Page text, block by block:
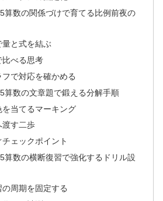
算数の関係づけで育てる比例前夜の
と式を結ぶ
べる思考
で対応を確かめる
算数の文章題で鍛える分解手順
当てるマーキング
渡す二歩
ェックポイント
算数の横断復習で強化するドリル設
周期を固定する